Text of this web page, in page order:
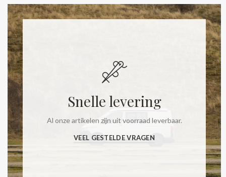
Snelle levering
Al onze artikelen zijn uit voorraad leverbaar.
VEEL GESTELDE VRAGEN